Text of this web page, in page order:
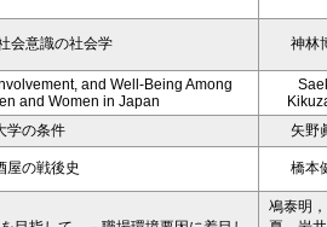
会意識の社会学 神林
and Well-Being Among
and Women in Japan
学の条件
矢野
屋の戦後史 橋本
鳰泰明